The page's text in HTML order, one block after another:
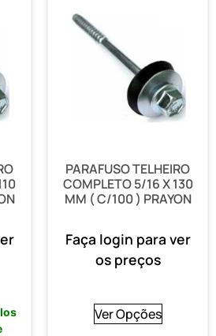
PARAFUSO TELHEIRO
COMPLETO 5/16 X 130
MM ( C/100 ) PRAYON
Faça login para ver
os preços
Ver Opções